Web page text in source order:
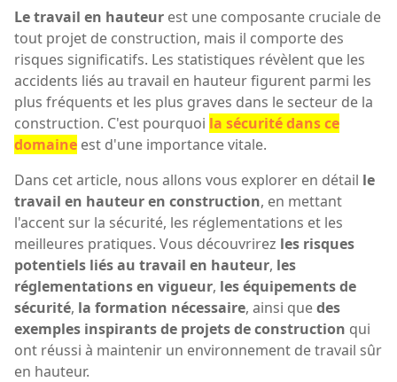
Le travail en hauteur est une composante cruciale de
tout projet de construction, mais il comporte des
risques significatifs. Les statistiques révèlent que les
accidents liés au travail en hauteur figurent parmi les
plus fréquents et les plus graves dans le secteur de la
construction. C'est pourquoi la sécurité dans ce
domaine est d'une importance vitale.
Dans cet article, nous allons vous explorer en détail le
travail en hauteur en construction, en mettant
l'accent sur la sécurité, les réglementations et les
meilleures pratiques. Vous découvrirez les risques
potentiels liés au travail en hauteur, les
réglementations en vigueur, les équipements de
sécurité, la formation nécessaire, ainsi quedes
exemples inspirants de projets de construction qui
ont réussi à maintenir un environnement de travail sûr
en hauteur.